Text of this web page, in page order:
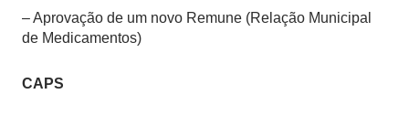
– Aprovação de um novo Remune (Relação Municipal
de Medicamentos)
CAPS